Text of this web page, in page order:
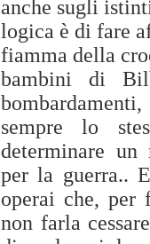
anche sugli
logica è di fare
fiamma della
bambini di
sempre lo
determinare un
per la guerra..
operai che, per
non farla